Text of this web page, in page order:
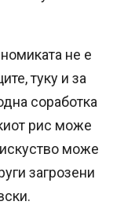
не е
туку и за
соработка
рис може
може
загрозени